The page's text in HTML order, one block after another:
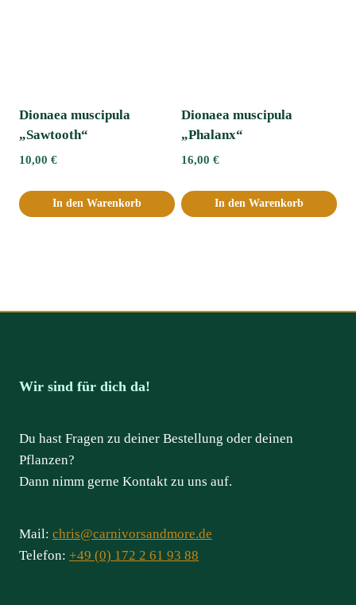
Dionaea muscipula
„Sawtooth“
10,00 €
In den Warenkorb
Dionaea muscipula
„Phalanx“
16,00 €
In den Warenkorb
Wir sind für dich da!
Du hast Fragen zu deiner Bestellung oder deinen
Pflanzen?
Dann nimm gerne Kontakt zu uns auf.
Mail: chris@carnivorsandmore.de
Telefon: +49 (0) 172 2 61 93 88